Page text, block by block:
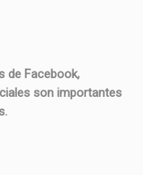
de Facebook,
son importantes